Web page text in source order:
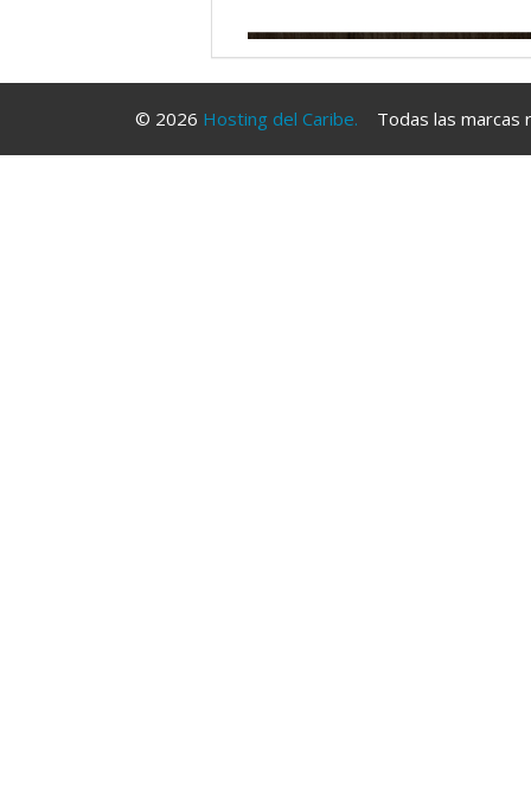
© 2026 Hosting del Caribe. Todas las marcas